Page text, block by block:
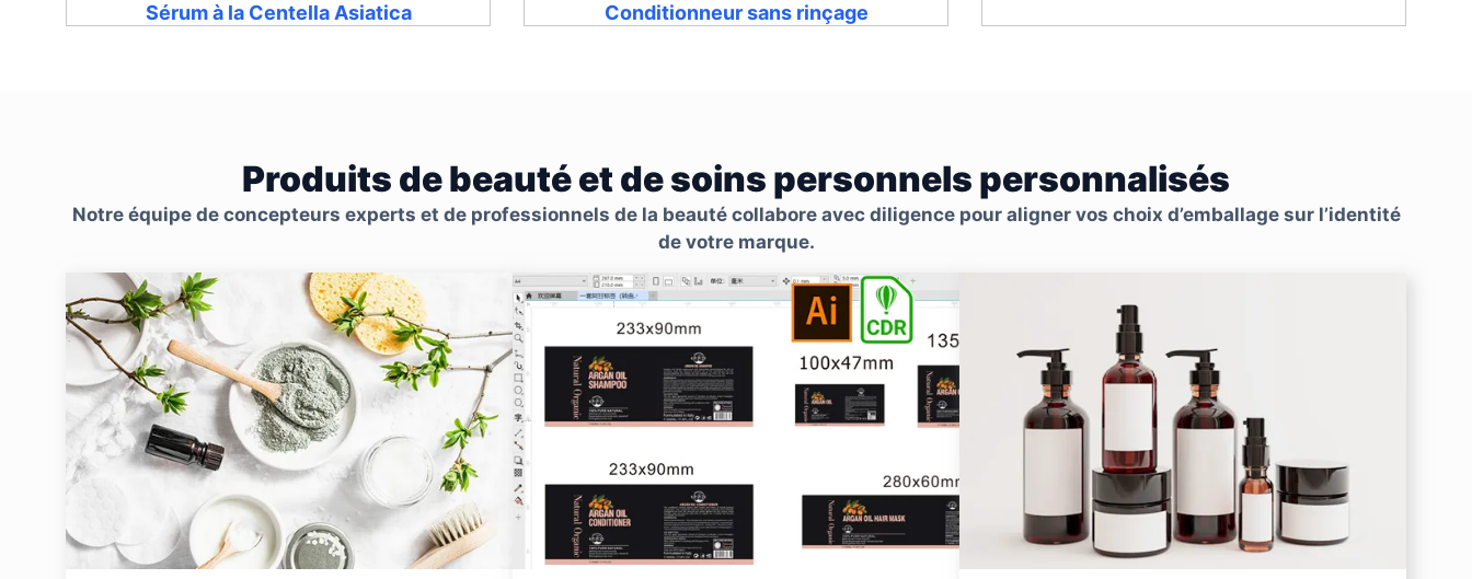
Sérum à la Centella Asiatica Conditionneur sans rinçage
Produits de beauté et de soins personnels personnalisés
Notre équipe de concepteurs experts et de professionnels de la beauté collabore avec diligence pour aligner vos choix d’emballage sur l’identité
de votre marque.